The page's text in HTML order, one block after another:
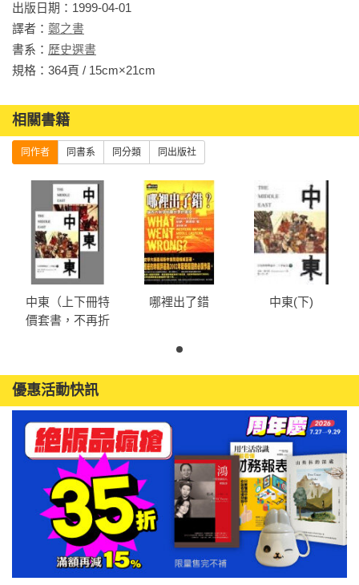
出版日期：1999-04-01
譯者： 鄭之書
書系： 歷史選書
規格：364頁 / 15cm×21cm
相關書籍
同作者 同書系 同分類 同出版社
中東（上下冊特
價套書，不再折
哪裡出了錯 中東(下)
優惠活動快訊